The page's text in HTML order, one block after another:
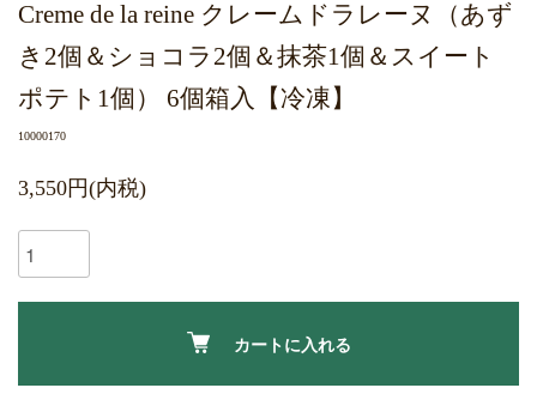
Creme de la reine クレームドラレーヌ（あず
き2個＆ショコラ2個＆抹茶1個＆スイート
ポテト1個） 6個箱入【冷凍】
10000170
3,550円(内税)
カートに入れる